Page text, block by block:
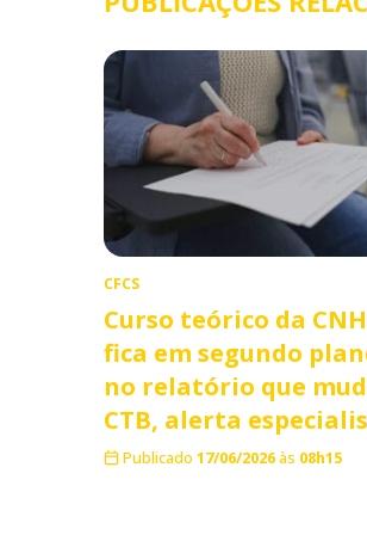
CFCS
Curso teórico da CNH
fica em segundo
no relatório que
CTB, alerta
Publicado 17/06/2026às 08h15